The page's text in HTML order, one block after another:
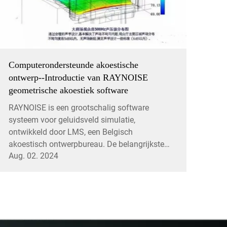
Computerondersteunde akoestische
ontwerp--Introductie van RAYNOISE
geometrische akoestiek software
RAYNOISE is een grootschalig software
systeem voor geluidsveld simulatie,
ontwikkeld door LMS, een Belgisch
akoestisch ontwerpbureau. De belangrijkste
functie is het simuleren van verschillende
Aug. 02. 2024